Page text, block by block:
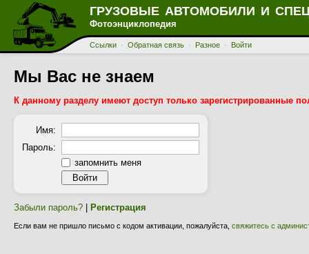
ГРУЗОВЫЕ АВТОМОБИЛИ И
Фотоэнциклопедия
Ссылки · Обратная связь · Разное · Войти
Мы Вас не знаем
К данному разделу имеют доступ только зарегистрированные
Имя:
Пароль:
запомнить меня
Забыли пароль? Регистрация
Если вам не пришло письмо с кодом активации, пожалуйста, свяжитесь с